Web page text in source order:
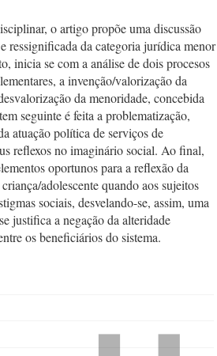
o artigo propõe uma discussão
ressignificada da categoria jurídica menor
inicia se com a análise de dois procesos
a invenção/valorização da
da menoridade, concebida
seguinte é feita a problematização,
atuação política de serviços de
reflexos no imaginário social. Ao final,
oportunos para a reflexão da
adolescente quando aos sujeitos
sociais, desvelando-se, assim, uma
justifica a negação da alteridade
os beneficiários do sistema.